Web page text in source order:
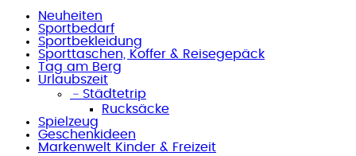
Neuheiten
Sportbedarf
Sportbekleidung
Sporttaschen, Koffer & Reisegepäck
Tag am Berg
Urlaubszeit
﹣ Städtetrip
Rucksäcke
Spielzeug
Geschenkideen
Markenwelt Kinder & Freizeit